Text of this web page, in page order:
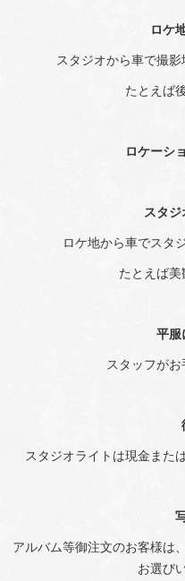
ロケ
スタジオから車で撮影
たとえば
ロケーシ
スタジ
ロケ地から車でスタ
たとえば美
平服
スタッフがお
スタジオライトは現金また
アルバム等御注文のお客様は
お選び